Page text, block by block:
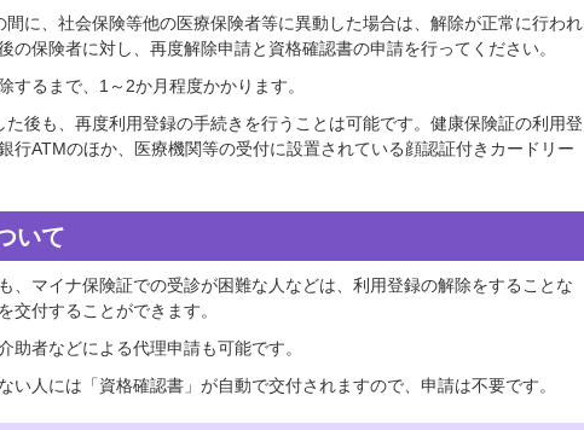
に、社会保険等他の医療保険者等に異動した場合は、解除が正常に行われ
の保険者に対し、再度解除申請と資格確認書の申請を行ってください。
するまで、1～2か月程度かかります。
後も、再度利用登録の手続きを行うことは可能です。健康保険証の利用登
行ATMのほか、医療機関等の受付に設置されている顔認証付きカードリー
いて
、マイナ保険証での受診が困難な人などは、利用登録の解除をすることな
交付することができます。
助者などによる代理申請も可能です。
い人には「資格確認書」が自動で交付されますので、申請は不要です。